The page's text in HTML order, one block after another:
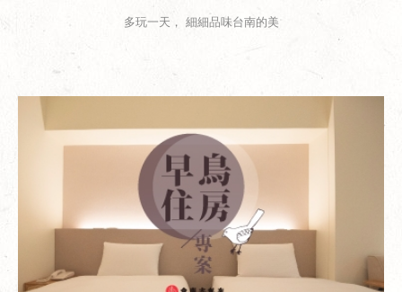
多玩一天， 細細品味台南的美